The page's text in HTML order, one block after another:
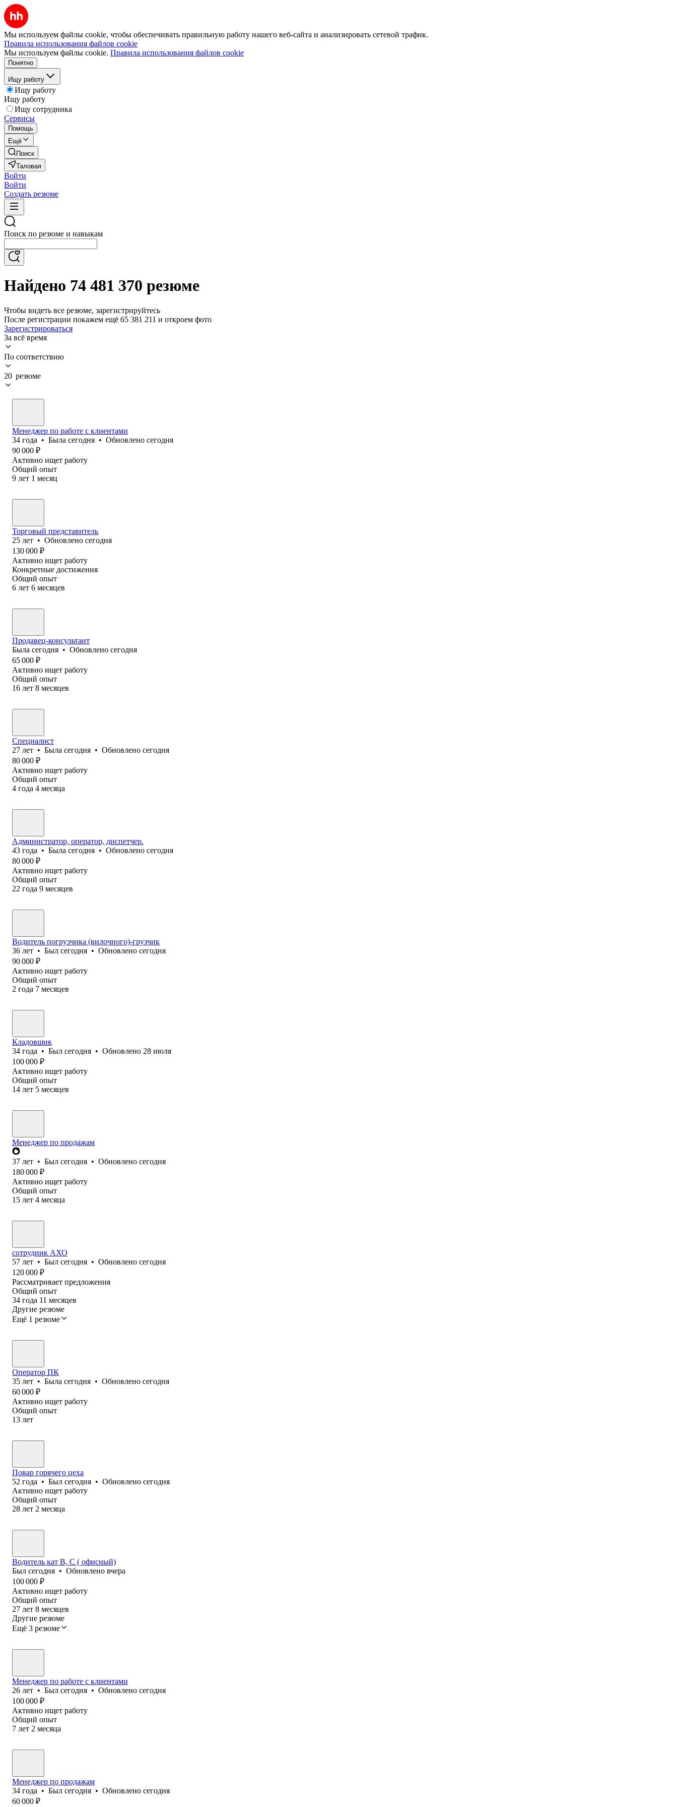
Мы используем файлы cookie, чтобы обеспечивать правильную работу нашего веб-сайта и анализировать сетевой трафик.
Правила использования файлов cookie
Мы используем файлы cookie. Правила использования файлов cookie
Понятно
Ищу работу
Ищу работу
Ищу работу
Ищу сотрудника
Сервисы
Помощь
Ещё
Поиск
Таловая
Войти
Войти
Создать резюме
Поиск по резюме и навыкам
Найдено 74 481 370 резюме
Чтобы видеть все резюме, зарегистрируйтесь
После регистрации покажем ещё 65 381 211 и откроем фото
Зарегистрироваться
За всё время
По соответствию
20 резюме
Менеджер по работе с клиентами
34 года • Была сегодня • Обновлено сегодня
90 000 ₽
Активно ищет работу
Общий опыт
9 лет 1 месяц
Торговый представитель
25 лет • Обновлено сегодня
130 000 ₽
Активно ищет работу
Конкретные достижения
Общий опыт
6 лет 6 месяцев
Продавец-консультант
Была сегодня • Обновлено сегодня
65 000 ₽
Активно ищет работу
Общий опыт
16 лет 8 месяцев
Специалист
27 лет • Была сегодня • Обновлено сегодня
80 000 ₽
Активно ищет работу
Общий опыт
4 года 4 месяца
Администратор, оператор, диспетчер.
43 года • Была сегодня • Обновлено сегодня
80 000 ₽
Активно ищет работу
Общий опыт
22 года 9 месяцев
Водитель погрузчика (вилочного)-грузчик
36 лет • Был сегодня • Обновлено сегодня
90 000 ₽
Активно ищет работу
Общий опыт
2 года 7 месяцев
Кладовщик
34 года • Был сегодня • Обновлено 28 июля
100 000 ₽
Активно ищет работу
Общий опыт
14 лет 5 месяцев
Менеджер по продажам
37 лет • Был сегодня • Обновлено сегодня
180 000 ₽
Активно ищет работу
Общий опыт
15 лет 4 месяца
сотрудник АХО
57 лет • Был сегодня • Обновлено сегодня
120 000 ₽
Рассматривает предложения
Общий опыт
34 года 11 месяцев
Другие резюме
Ещё 1 резюме
Оператор ПК
35 лет • Была сегодня • Обновлено сегодня
60 000 ₽
Активно ищет работу
Общий опыт
13 лет
Повар горячего цеха
52 года • Был сегодня • Обновлено сегодня
Активно ищет работу
Общий опыт
28 лет 2 месяца
Водитель кат В, С ( офисный)
Был сегодня • Обновлено вчера
100 000 ₽
Активно ищет работу
Общий опыт
27 лет 8 месяцев
Другие резюме
Ещё 3 резюме
Менеджер по работе с клиентами
26 лет • Был сегодня • Обновлено сегодня
100 000 ₽
Активно ищет работу
Общий опыт
7 лет 2 месяца
Менеджер по продажам
34 года • Был сегодня • Обновлено сегодня
60 000 ₽